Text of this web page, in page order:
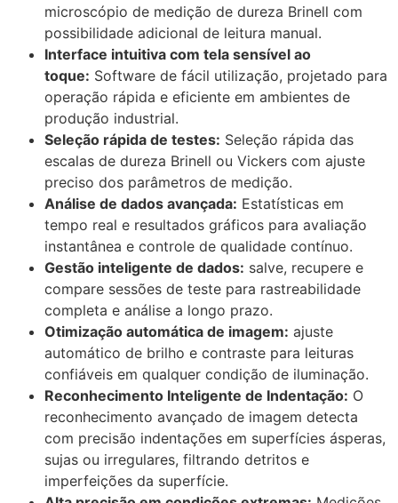
microscópio de medição de dureza Brinell com
possibilidade adicional de leitura manual.
Interface intuitiva com tela sensível ao
toque: Software de fácil utilização, projetado para
operação rápida e eficiente em ambientes de
produção industrial.
Seleção rápida de testes: Seleção rápida das
escalas de dureza Brinell ou Vickers com ajuste
preciso dos parâmetros de medição.
Análise de dados avançada: Estatísticas em
tempo real e resultados gráficos para avaliação
instantânea e controle de qualidade contínuo.
Gestão inteligente de dados: salve, recupere e
compare sessões de teste para rastreabilidade
completa e análise a longo prazo.
Otimização automática de imagem: ajuste
automático de brilho e contraste para leituras
confiáveis ​​em qualquer condição de iluminação.
Reconhecimento Inteligente de Indentação: O
reconhecimento avançado de imagem detecta
com precisão indentações em superfícies ásperas,
sujas ou irregulares, filtrando detritos e
imperfeições da superfície.